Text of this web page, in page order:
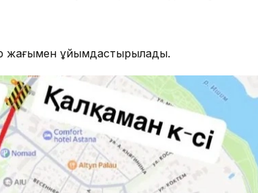
жағымен ұйымдастырылады.